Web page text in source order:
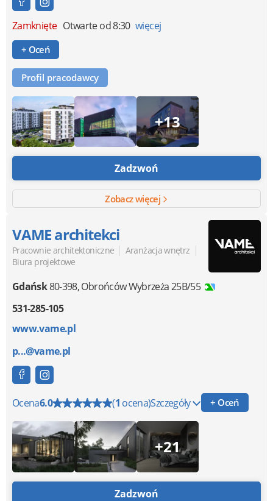
Zamknięte Otwarte od 8:30 więcej
+ Oceń
Profil pracodawcy
+13
Zadzwoń
Zobacz więcej
VAME architekci
Pracownie architektoniczne | Aranżacja wnętrz |
Biura projektowe
Gdańsk80-398,Obrońców Wybrzeża 25B/55
531-285-105
www.vame.pl
p...@vame.pl
Ocena6.0 (1 ocena)Szczegóły + Oceń
+21
Zadzwoń